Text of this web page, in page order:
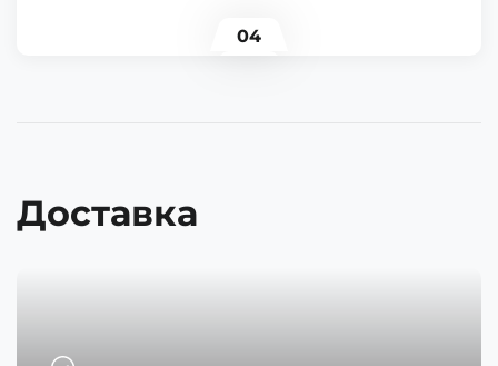
04
Доставка